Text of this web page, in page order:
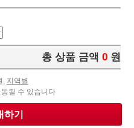
총 상품 금액 0 원
지역별
될 수 있습니다
하기